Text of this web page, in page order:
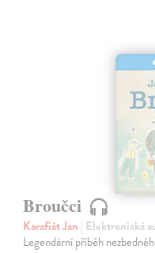
Broučci
Karafiát Jan | Elektronická
Legendární příběh